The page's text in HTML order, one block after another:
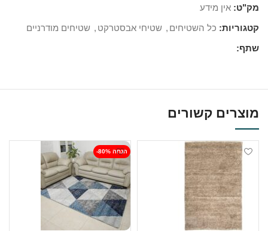
מק"ט: אין מידע
קטגוריות: כל השטיחים , שטיחי אבסטרקט , שטיחים מודרניים
שתף:
מוצרים קשורים
-80% הנחה